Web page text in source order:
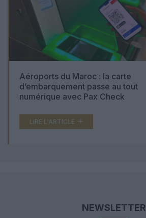
Aéroports du Maroc : la carte
d’embarquement passe au tout
numérique avec Pax Check
LIRE L'ARTICLE
NEWSLETTER